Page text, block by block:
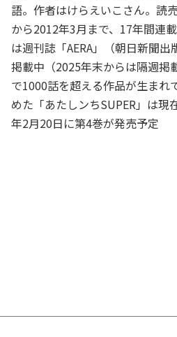
語。作者はけらえいこさん。読
から2012年3月まで、17年間連
は週刊誌「AERA」（朝日新聞
掲載中（2025年末からは隔週掲
で1000話を超える作品が生まれ
めた「あたしンちSUPER」は現
年2月20日に第4巻が発売予定